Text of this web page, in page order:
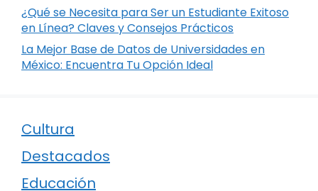
¿Qué se Necesita para Ser un Estudiante Exitoso
en Línea? Claves y Consejos Prácticos
La Mejor Base de Datos de Universidades en
México: Encuentra Tu Opción Ideal
Cultura
Destacados
Educación